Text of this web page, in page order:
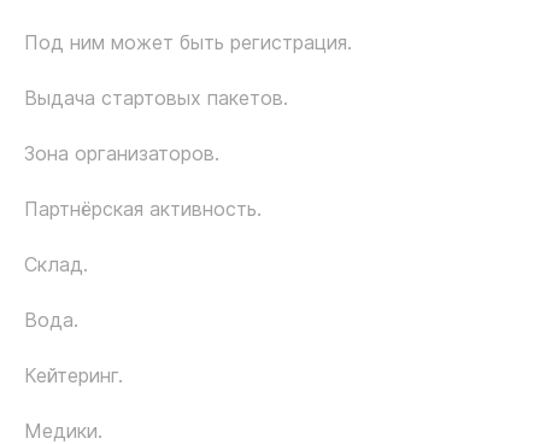
Под ним может быть регистрация.
Выдача стартовых пакетов.
Зона организаторов.
Партнёрская активность.
Склад.
Вода.
Кейтеринг.
Медики.